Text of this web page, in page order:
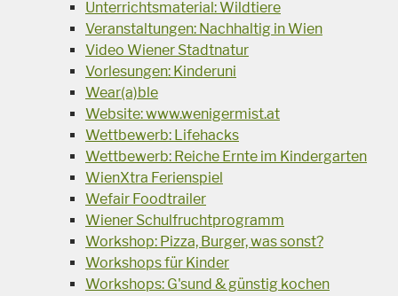
Unterrichtsmaterial: Wildtiere
Veranstaltungen: Nachhaltig in Wien
Video Wiener Stadtnatur
Vorlesungen: Kinderuni
Wear(a)ble
Website: www.wenigermist.at
Wettbewerb: Lifehacks
Wettbewerb: Reiche Ernte im Kindergarten
WienXtra Ferienspiel
Wefair Foodtrailer
Wiener Schulfruchtprogramm
Workshop: Pizza, Burger, was sonst?
Workshops für Kinder
Workshops: G'sund & günstig kochen